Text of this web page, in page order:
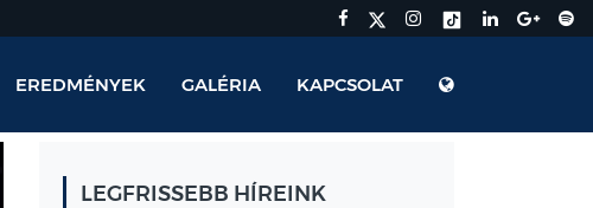
EREDMÉNYEK GALÉRIA KAPCSOLAT
LEGFRISSEBB HÍREINK